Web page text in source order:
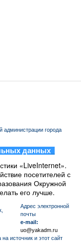
администрации города
данных
«LiveInternet».
посетителей с
Окружной
его лучше.
Aдрес электронной
почты
e-mail:
uo@yakadm.ru
источник и этот сайт